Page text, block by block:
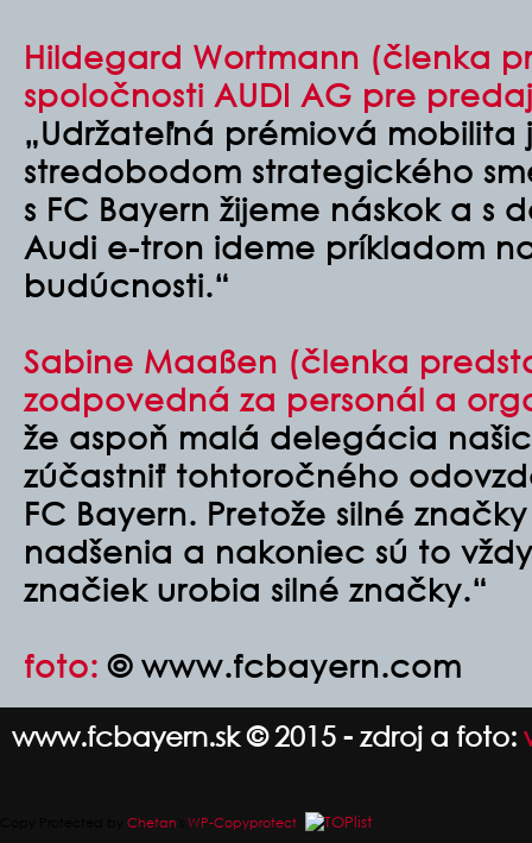
Hildegard Wortmann (členka
spoločnosti AUDI AG pre
„Udržateľná prémiová mobilita
stredobodom strategického
s FC Bayern žijeme náskok a s
Audi e-tron ideme príkladom
budúcnosti.“
Sabine Maaßen (členka
zodpovedná za personál a
že aspoň malá delegácia
zúčastniť tohtoročného
FC Bayern. Pretože silné
nadšenia a nakoniec sú to
značiek urobia silné značky.“
foto: © www.fcbayern.com
www.fcbayern.sk © 2015 - zdroj a foto:
Chetan WP-Copyprotect